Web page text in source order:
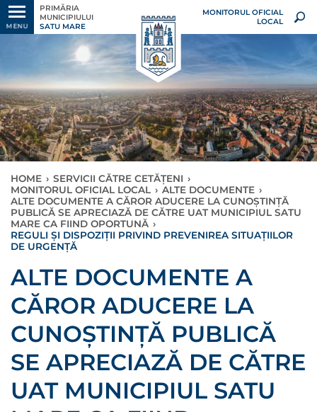
MENU
PRIMĂRIA
MUNICIPIULUI
SATU MARE
MONITORUL OFICIAL
LOCAL
HOME › SERVICII CĂTRE CETĂȚENI ›
MONITORUL OFICIAL LOCAL › ALTE DOCUMENTE ›
ALTE DOCUMENTE A CĂROR ADUCERE LA CUNOȘTINȚĂ
PUBLICĂ SE APRECIAZĂ DE CĂTRE UAT MUNICIPIUL SATU
MARE CA FIIND OPORTUNĂ ›
REGULI ŞI DISPOZIŢII PRIVIND PREVENIREA SITUAŢIILOR
DE URGENŢĂ
ALTE DOCUMENTE A
CĂROR ADUCERE LA
CUNOȘTINȚĂ PUBLICĂ
SE APRECIAZĂ DE CĂTRE
UAT MUNICIPIUL SATU